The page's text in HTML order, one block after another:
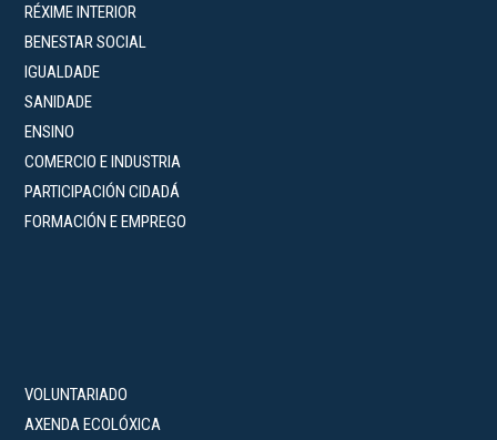
RÉXIME INTERIOR
BENESTAR SOCIAL
IGUALDADE
SANIDADE
ENSINO
COMERCIO E INDUSTRIA
PARTICIPACIÓN CIDADÁ
FORMACIÓN E EMPREGO
VOLUNTARIADO
AXENDA ECOLÓXICA